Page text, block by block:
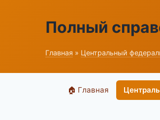
Полный
Главная » Центральный
🏠 Главная